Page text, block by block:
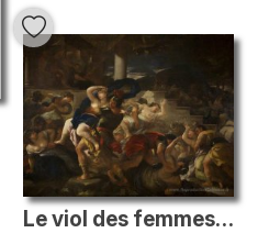
Le viol des femmes Sabine